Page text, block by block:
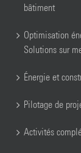
bâtiment
Optimisation
Solutions sur
Énergie et
Pilotage de
Activités